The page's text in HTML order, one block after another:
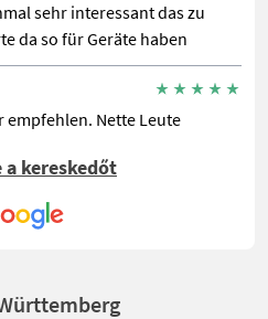
sehr interessant das zu
da so für Geräte haben
Nette Leute
für italienische Küche
a kereskedőt